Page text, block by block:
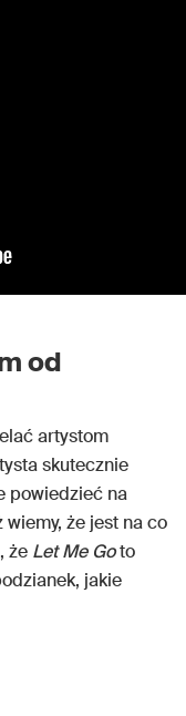
od
artystom
skutecznie
powiedzieć na
że jest na co
że Let Me Goto
jakie